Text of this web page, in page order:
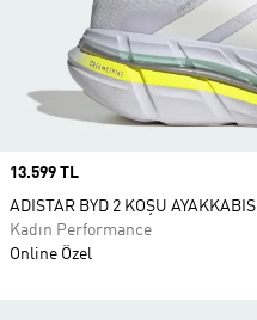
Price
13.599 TL
ADISTAR BYD 2 KOŞU AYAKKABISI
Kadın Performance
Online Özel